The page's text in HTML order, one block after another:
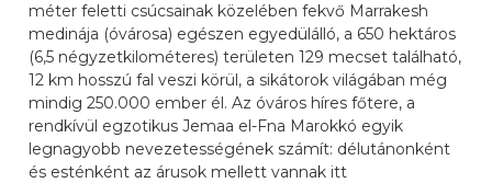
méter feletti csúcsainak közelében fekvő Marrakesh
medinája (óvárosa) egészen egyedülálló, a 650 hektáros
(6,5 négyzetkilométeres) területen 129 mecset található,
12 km hosszú fal veszi körül, a sikátorok világában még
mindig 250.000 ember él. Az óváros híres főtere, a
rendkívül egzotikus Jemaa el-Fna Marokkó egyik
legnagyobb nevezetességének számít: délutánonként
és esténként az árusok mellett vannak itt